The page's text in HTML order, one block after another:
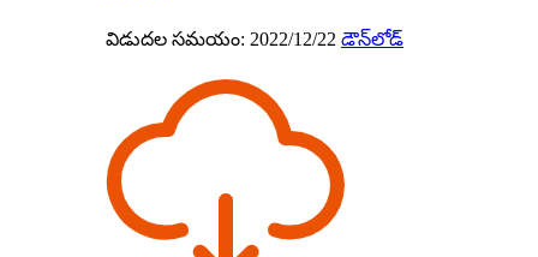
విడుదల సమయం: 2022/12/22 డౌన్‌లోడ్